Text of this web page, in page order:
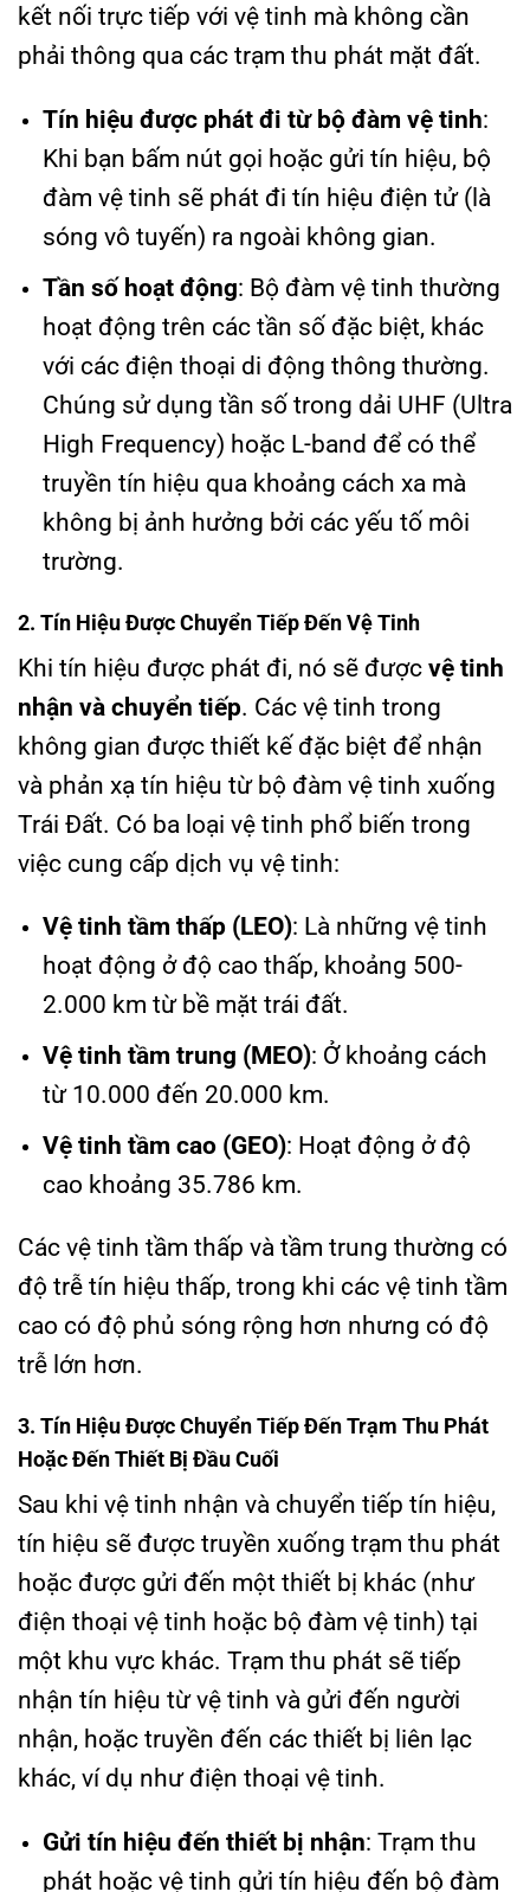
kết nối trực tiếp với vệ tinh mà không cần
phải thông qua các trạm thu phát mặt đất.
Tín hiệu được phát đi từ bộ đàm vệ tinh:
Khi bạn bấm nút gọi hoặc gửi tín hiệu, bộ
đàm vệ tinh sẽ phát đi tín hiệu điện tử (là
sóng vô tuyến) ra ngoài không gian.
Tần số hoạt động: Bộ đàm vệ tinh thường
hoạt động trên các tần số đặc biệt, khác
với các điện thoại di động thông thường.
Chúng sử dụng tần số trong dải UHF (Ultra
High Frequency) hoặc L-band để có thể
truyền tín hiệu qua khoảng cách xa mà
không bị ảnh hưởng bởi các yếu tố môi
trường.
2. Tín Hiệu Được Chuyển Tiếp Đến Vệ Tinh
Khi tín hiệu được phát đi, nó sẽ được vệ tinh
nhận và chuyển tiếp. Các vệ tinh trong
không gian được thiết kế đặc biệt để nhận
và phản xạ tín hiệu từ bộ đàm vệ tinh xuống
Trái Đất. Có ba loại vệ tinh phổ biến trong
việc cung cấp dịch vụ vệ tinh:
Vệ tinh tầm thấp (LEO): Là những vệ tinh
hoạt động ở độ cao thấp, khoảng 500-
2.000 km từ bề mặt trái đất.
Vệ tinh tầm trung (MEO): Ở khoảng cách
từ 10.000 đến 20.000 km.
Vệ tinh tầm cao (GEO): Hoạt động ở độ
cao khoảng 35.786 km.
Các vệ tinh tầm thấp và tầm trung thường có
độ trễ tín hiệu thấp, trong khi các vệ tinh tầm
cao có độ phủ sóng rộng hơn nhưng có độ
trễ lớn hơn.
3. Tín Hiệu Được Chuyển Tiếp Đến Trạm Thu Phát
Hoặc Đến Thiết Bị Đầu Cuối
Sau khi vệ tinh nhận và chuyển tiếp tín hiệu,
tín hiệu sẽ được truyền xuống trạm thu phát
hoặc được gửi đến một thiết bị khác (như
điện thoại vệ tinh hoặc bộ đàm vệ tinh) tại
một khu vực khác. Trạm thu phát sẽ tiếp
nhận tín hiệu từ vệ tinh và gửi đến người
nhận, hoặc truyền đến các thiết bị liên lạc
khác, ví dụ như điện thoại vệ tinh.
Gửi tín hiệu đến thiết bị nhận: Trạm thu
phát hoặc vệ tinh gửi tín hiệu đến bộ đàm